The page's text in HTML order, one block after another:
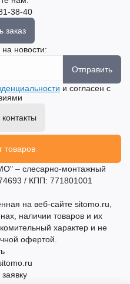
38-40
заказ
новости:
Отправить
и согласен с
товаров
– слесарно-монтажный
/ КПП: 771801001
на веб-сайте sitomo.ru,
наличии товаров и их
характер и не
офертой.